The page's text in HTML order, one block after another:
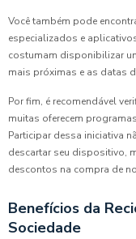
Você também pode
especializados e
costumam disponibilizar
mais próximas e as datas
Por fim, é recomendável
muitas oferecem
Participar dessa iniciativa
descartar seu dispositivo,
descontos na compra de
Benefícios da
Sociedade